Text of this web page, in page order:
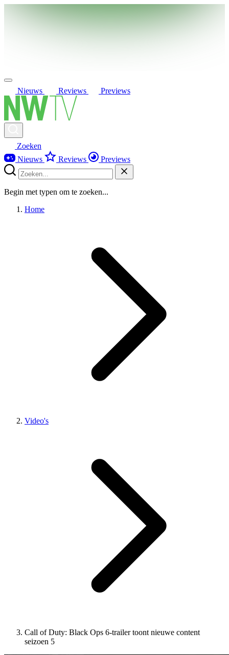
Nieuws Reviews Previews
Zoeken
Nieuws
Reviews Previews
Begin met typen om te zoeken...
Home
Video's
Call of Duty: Black Ops 6-trailer toont nieuwe content
seizoen 5